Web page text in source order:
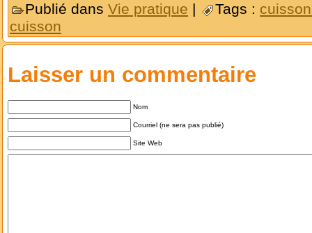
Publié dans Vie pratique | Tags :
cuisson
Laisser un commentaire
Nom
Courriel (ne sera pas publié)
Site Web